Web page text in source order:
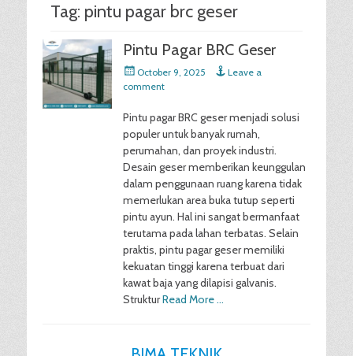
Tag: pintu pagar brc geser
Pintu Pagar BRC Geser
Posted
on
October 9, 2025
Leave a
comment
Pintu pagar BRC geser menjadi solusi
populer untuk banyak rumah,
perumahan, dan proyek industri.
Desain geser memberikan keunggulan
dalam penggunaan ruang karena tidak
memerlukan area buka tutup seperti
pintu ayun. Hal ini sangat bermanfaat
terutama pada lahan terbatas. Selain
praktis, pintu pagar geser memiliki
kekuatan tinggi karena terbuat dari
kawat baja yang dilapisi galvanis.
StrukturRead More …